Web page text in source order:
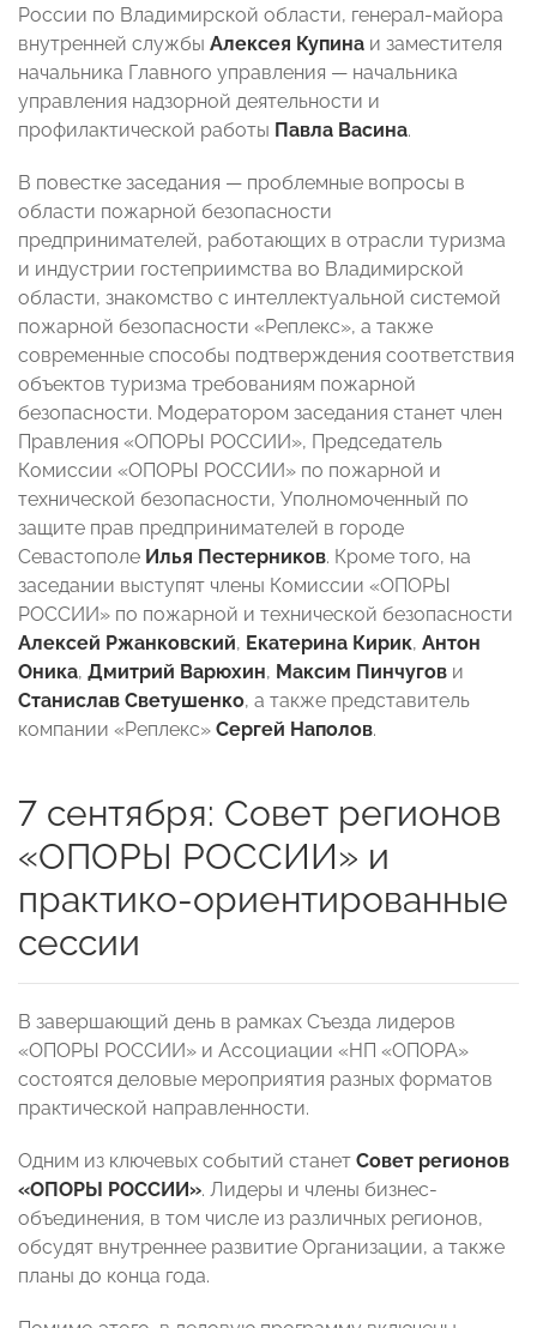
России по Владимирской области, генерал-майора
внутренней службы Алексея Купина и заместителя
начальника Главного управления — начальника
управления надзорной деятельности и
профилактической работы Павла Васина.
В повестке заседания — проблемные вопросы в
области пожарной безопасности
предпринимателей, работающих в отрасли туризма
и индустрии гостеприимства во Владимирской
области, знакомство с интеллектуальной системой
пожарной безопасности «Реплекс», а также
современные способы подтверждения соответствия
объектов туризма требованиям пожарной
безопасности. Модератором заседания станет член
Правления «ОПОРЫ РОССИИ», Председатель
Комиссии «ОПОРЫ РОССИИ» по пожарной и
технической безопасности, Уполномоченный по
защите прав предпринимателей в городе
Севастополе Илья Пестерников. Кроме того, на
заседании выступят члены Комиссии «ОПОРЫ
РОССИИ» по пожарной и технической безопасности
Алексей Ржанковский, Екатерина Кирик, Антон
Оника, Дмитрий Варюхин, Максим Пинчугов и
Станислав Светушенко, а также представитель
компании «Реплекс» Сергей Наполов.
7 сентября: Совет регионов
«ОПОРЫ РОССИИ» и
практико-ориентированные
сессии
В завершающий день в рамках Съезда лидеров
«ОПОРЫ РОССИИ» и Ассоциации «НП «ОПОРА»
состоятся деловые мероприятия разных форматов
практической направленности.
Одним из ключевых событий станет Совет регионов
«ОПОРЫ РОССИИ». Лидеры и члены бизнес-
объединения, в том числе из различных регионов,
обсудят внутреннее развитие Организации, а также
планы до конца года.